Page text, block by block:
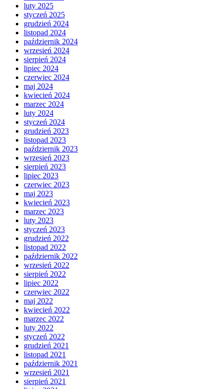
luty 2025
styczeń 2025
grudzień 2024
listopad 2024
październik 2024
wrzesień 2024
sierpień 2024
lipiec 2024
czerwiec 2024
maj 2024
kwiecień 2024
marzec 2024
luty 2024
styczeń 2024
grudzień 2023
listopad 2023
październik 2023
wrzesień 2023
sierpień 2023
lipiec 2023
czerwiec 2023
maj 2023
kwiecień 2023
marzec 2023
luty 2023
styczeń 2023
grudzień 2022
listopad 2022
październik 2022
wrzesień 2022
sierpień 2022
lipiec 2022
czerwiec 2022
maj 2022
kwiecień 2022
marzec 2022
luty 2022
styczeń 2022
grudzień 2021
listopad 2021
październik 2021
wrzesień 2021
sierpień 2021